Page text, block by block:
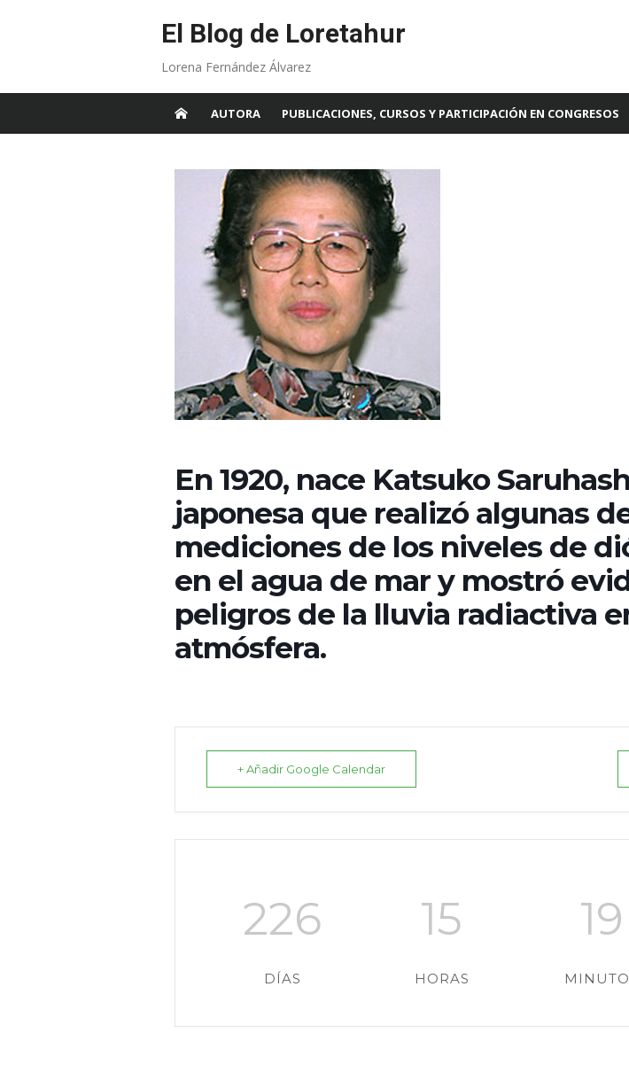
El Blog de Loretahur
Lorena Fernández Álvarez
AUTORA PUBLICACIONES, CURSOS Y PARTICIPACIÓN EN CONGRESOS
En 1920, nace Katsuko
japonesa que realizó algunas
mediciones de los niveles de
en el agua de mar y mostró
peligros de la lluvia radiactiva
atmósfera.
+ Añadir Google Calendar
226
DÍAS
15
HORAS
19